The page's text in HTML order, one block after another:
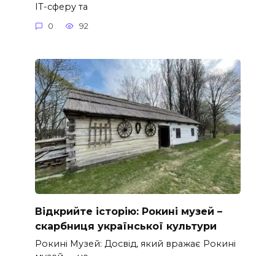
ІТ-сферу та
0 92
Відкрийте історію: Рокині музей –
скарбниця української культури
Рокині Музей: Досвід, який вражає Рокині